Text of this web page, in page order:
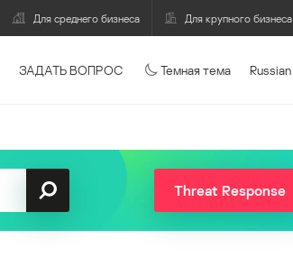
Для среднего бизнеса Для крупного бизнеса
ЗАДАТЬ ВОПРОС Темная тема Russian
Threat Response